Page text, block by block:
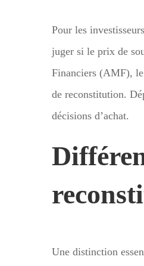
Pour les
juger si le prix de
Financiers (AMF),
de reconstitution.
décisions d’achat.
Une distinction